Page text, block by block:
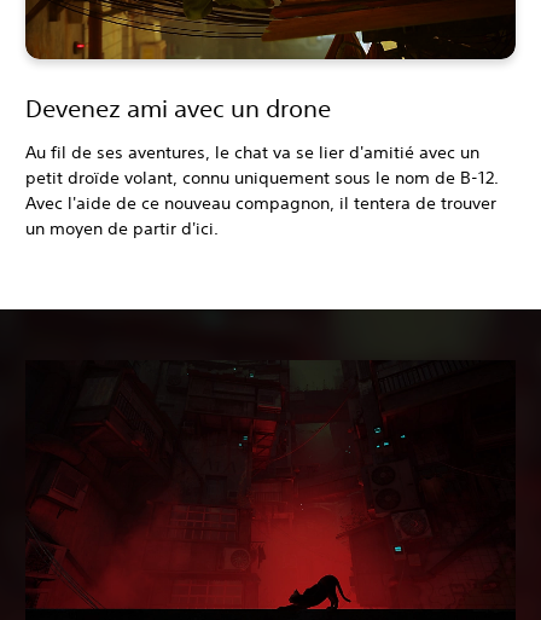
Devenez ami avec un drone
Au fil de ses aventures, le chat va se lier d'amitié avec un
petit droïde volant, connu uniquement sous le nom de B-12.
Avec l'aide de ce nouveau compagnon, il tentera de trouver
un moyen de partir d'ici.